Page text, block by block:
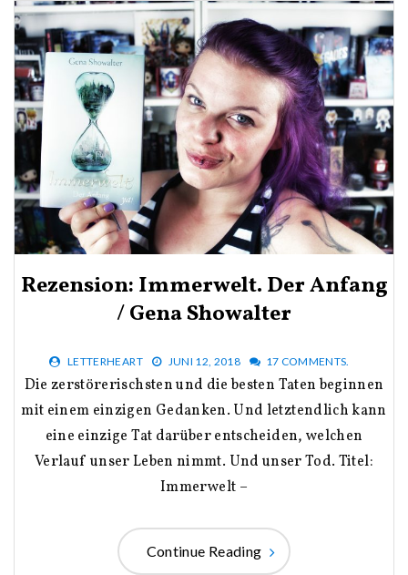
Rezension: Immerwelt. Der Anfang
/ Gena Showalter
LETTERHEART JUNI 12, 2018 17 COMMENTS.
Die zerstörerischsten und die besten Taten beginnen
mit einem einzigen Gedanken. Und letztendlich kann
eine einzige Tat darüber entscheiden, welchen
Verlauf unser Leben nimmt. Und unser Tod. Titel:
Immerwelt –
Continue Reading